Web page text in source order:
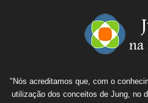
"Nós acreditamos que, com o
utilização dos conceitos de Jung, no